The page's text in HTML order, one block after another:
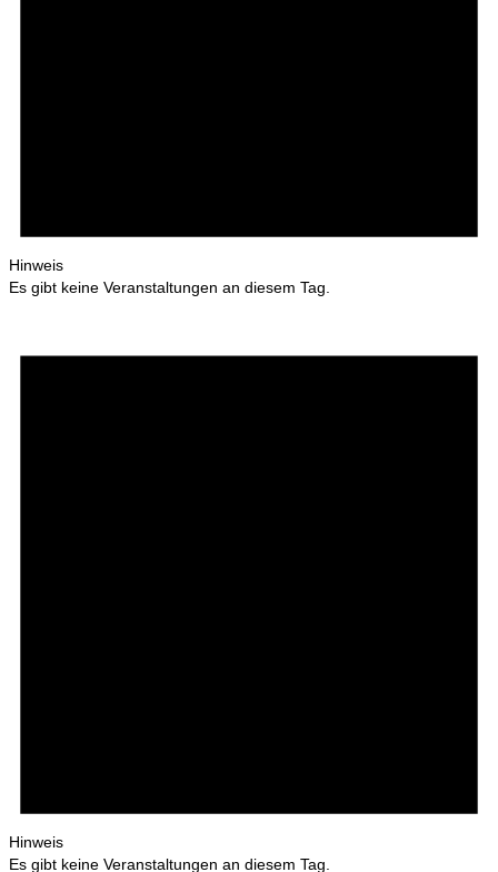
Hinweis
Es gibt keine Veranstaltungen an diesem Tag.
Hinweis
Es gibt keine Veranstaltungen an diesem Tag.